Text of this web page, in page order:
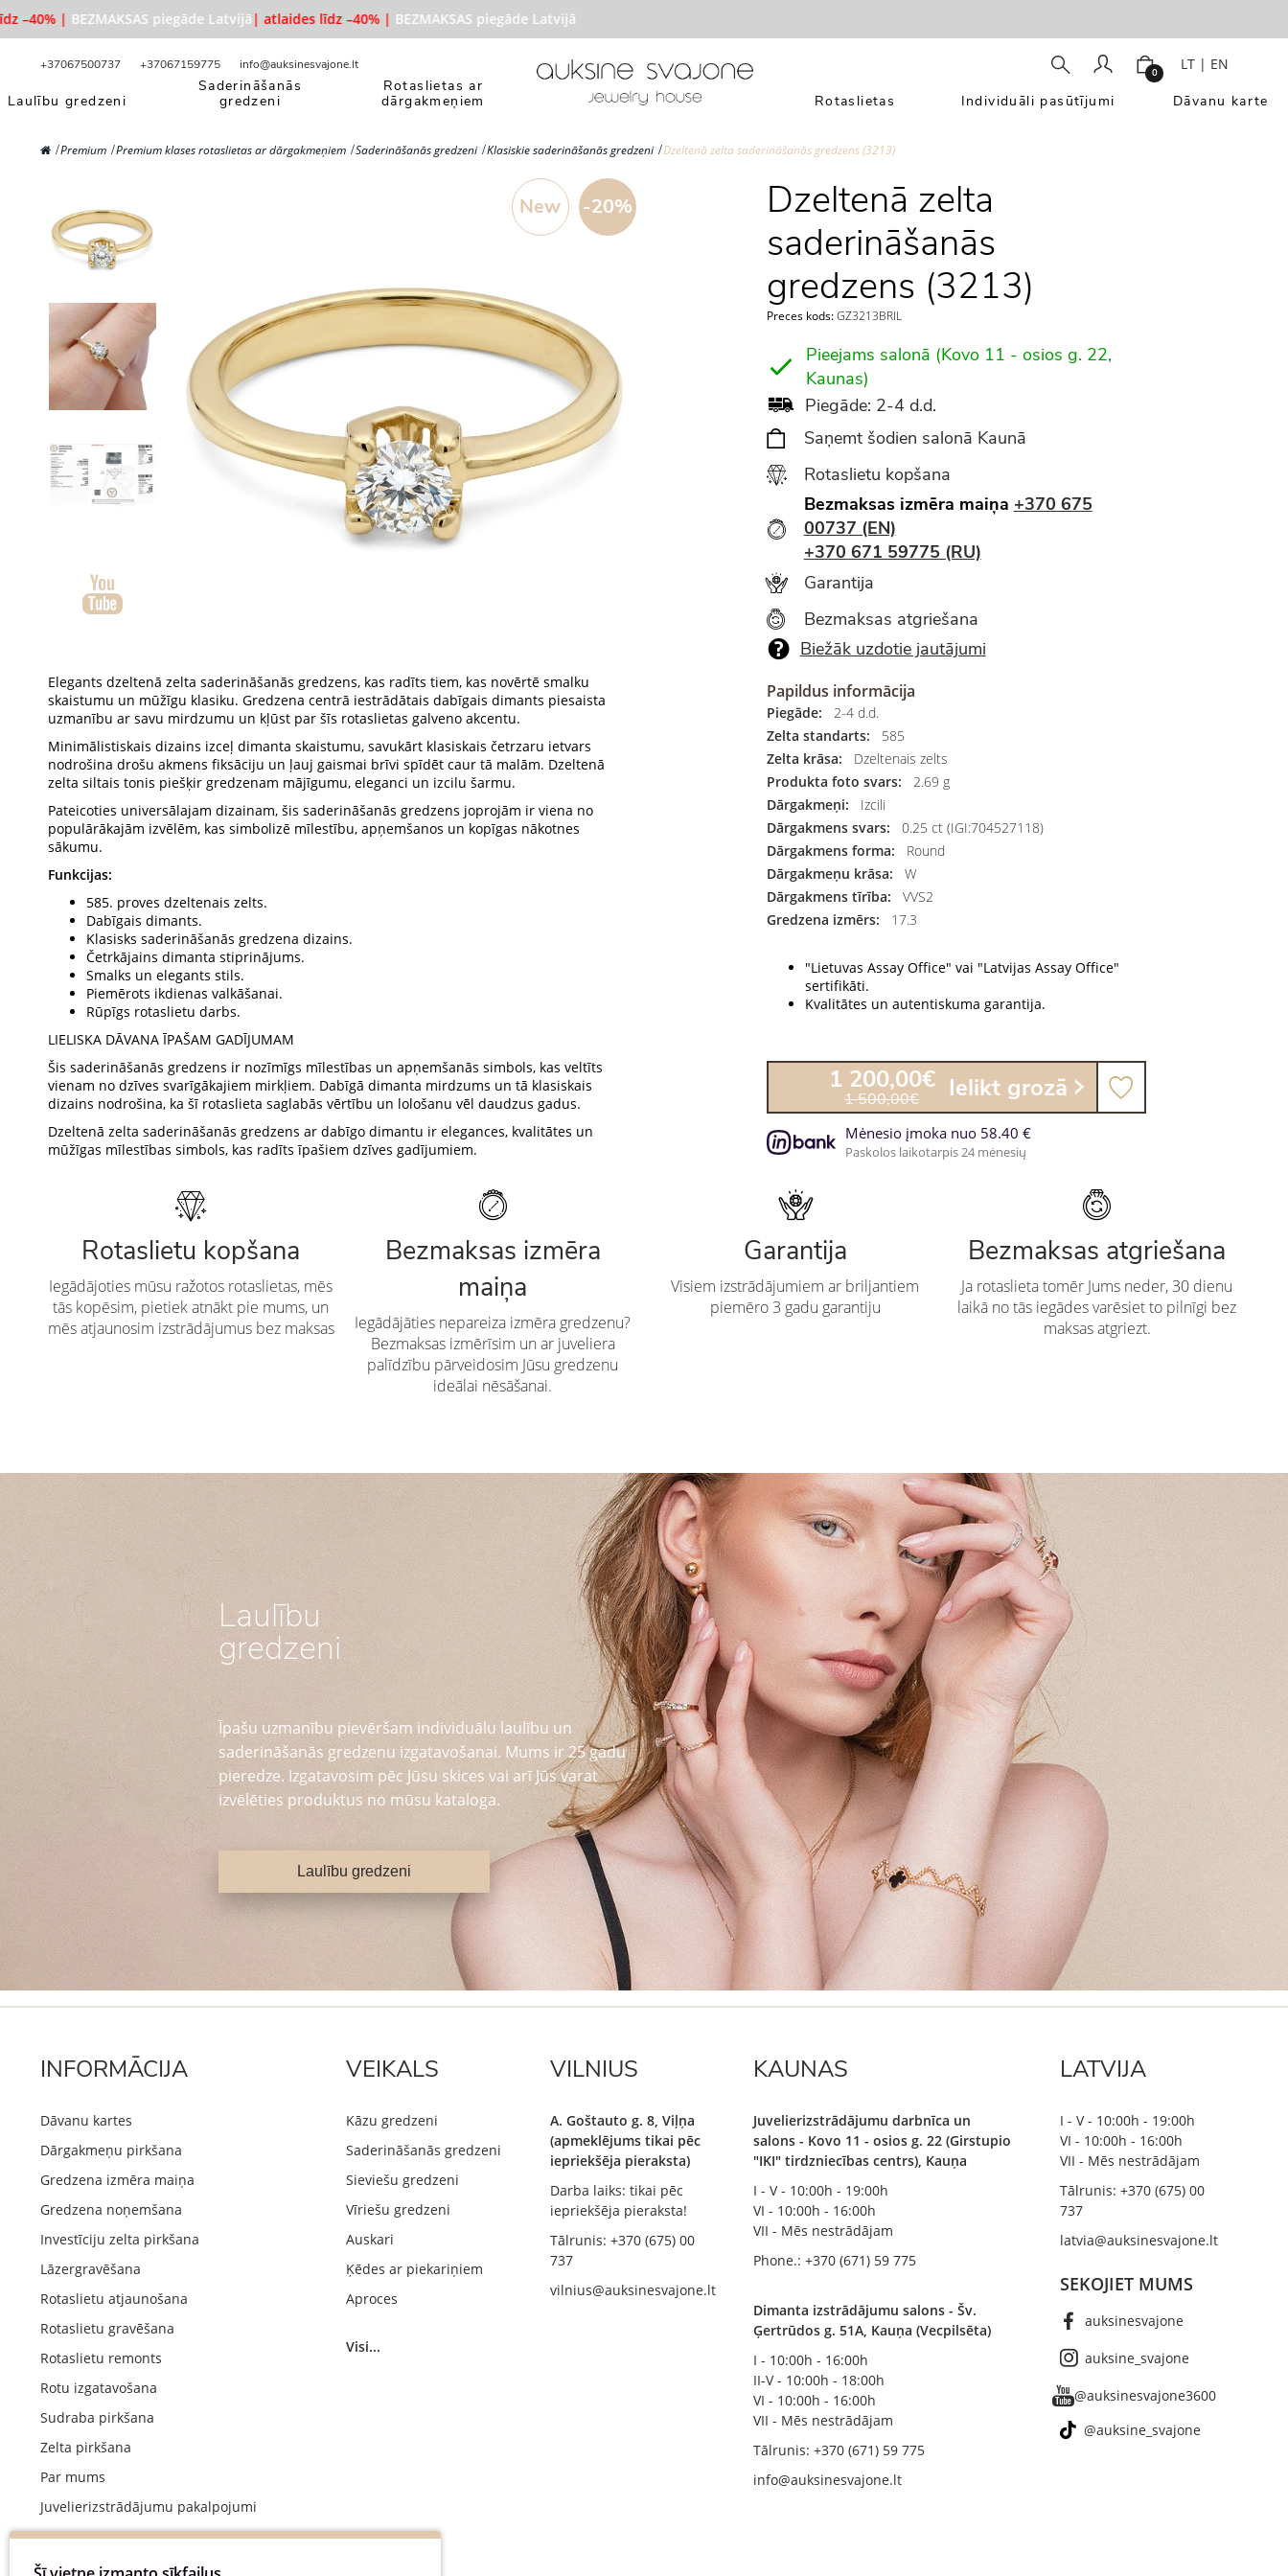
–40% |BEZMAKSAS piegāde Latvijā| atlaides līdz –40% |BEZMAKSAS piegāde Latvijā
+37067500737 +37067159775 info@auksinesvajone.lt 0 LT | EN
Laulību gredzeni
Saderināšanās
gredzeni
Rotaslietas ar
dārgakmeņiem
Rotaslietas Individuāli pasūtījumi Dāvanu karte
Premium Premium klases rotaslietas ar dārgakmeņiem Saderināšanās gredzeni Klasiskie saderināšanās gredzeni Dzeltenā zelta saderināšanās gredzens (3213)
-20%
New
Elegants dzeltenā zelta saderināšanās gredzens, kas radīts tiem, kas novērtē smalku
skaistumu un mūžīgu klasiku. Gredzena centrā iestrādātais dabīgais dimants piesaista
uzmanību ar savu mirdzumu un kļūst par šīs rotaslietas galveno akcentu.
Minimālistiskais dizains izceļ dimanta skaistumu, savukārt klasiskais četrzaru ietvars
nodrošina drošu akmens fiksāciju un ļauj gaismai brīvi spīdēt caur tā malām. Dzeltenā
zelta siltais tonis piešķir gredzenam mājīgumu, eleganci un izcilu šarmu.
Pateicoties universālajam dizainam, šis saderināšanās gredzens joprojām ir viena no
populārākajām izvēlēm, kas simbolizē mīlestību, apņemšanos un kopīgas nākotnes
sākumu.
Funkcijas:
585. proves dzeltenais zelts.
Dabīgais dimants.
Klasisks saderināšanās gredzena dizains.
Četrkājains dimanta stiprinājums.
Smalks un elegants stils.
Piemērots ikdienas valkāšanai.
Rūpīgs rotaslietu darbs.
LIELISKA DĀVANA ĪPAŠAM GADĪJUMAM
Šis saderināšanās gredzens ir nozīmīgs mīlestības un apņemšanās simbols, kas veltīts
vienam no dzīves svarīgākajiem mirkļiem. Dabīgā dimanta mirdzums un tā klasiskais
dizains nodrošina, ka šī rotaslieta saglabās vērtību un lološanu vēl daudzus gadus.
Dzeltenā zelta saderināšanās gredzens ar dabīgo dimantu ir elegances, kvalitātes un
mūžīgas mīlestības simbols, kas radīts īpašiem dzīves gadījumiem.
Dzeltenā zelta
saderināšanās
gredzens (3213)
Preces kods:GZ3213BRIL
Pieejams salonā (Kovo 11 - osios g. 22,
Kaunas)
Piegāde: 2-4 d.d.
Saņemt šodien salonā Kaunā
Rotaslietu kopšana
Bezmaksas izmēra maiņa +370 675
00737 (EN)
+370 671 59775 (RU)
Garantija
Bezmaksas atgriešana
Biežāk uzdotie jautājumi
Papildus informācija
Piegāde:
2-4 d.d.
Zelta standarts:
585
Zelta krāsa:
Dzeltenais zelts
Produkta foto svars:
2.69 g
Dārgakmeņi:
Izcili
Dārgakmens svars:
0.25 ct (IGI:704527118)
Dārgakmens forma:
Round
Dārgakmeņu krāsa:
W
Dārgakmens tīrība:
VVS2
Gredzena izmērs:
17.3
"Lietuvas Assay Office" vai "Latvijas Assay Office"
sertifikāti.
Kvalitātes un autentiskuma garantija.
1 200,00€
1 500,00€ Ielikt grozā
Mėnesio įmoka nuo 58.40 €
Paskolos laikotarpis 24 mėnesių
Rotaslietu kopšana
Iegādājoties mūsu ražotos rotaslietas, mēs
tās kopēsim, pietiek atnākt pie mums, un
mēs atjaunosim izstrādājumus bez maksas
Bezmaksas izmēra
maiņa
Iegādājāties nepareiza izmēra gredzenu?
Bezmaksas izmērīsim un ar juveliera
palīdzību pārveidosim Jūsu gredzenu
ideālai nēsāšanai.
Garantija
Visiem izstrādājumiem ar briljantiem
piemēro 3 gadu garantiju
Bezmaksas atgriešana
Ja rotaslieta tomēr Jums neder, 30 dienu
laikā no tās iegādes varēsiet to pilnīgi bez
maksas atgriezt.
Laulību
gredzeni
Īpašu uzmanību pievēršam individuālu laulību un
saderināšanās gredzenu izgatavošanai. Mums ir 25 gadu
pieredze. Izgatavosim pēc Jūsu skices vai arī Jūs varat
izvēlēties produktus no mūsu kataloga.
Laulību gredzeni
INFORMĀCIJA
Dāvanu kartes
Dārgakmeņu pirkšana
Gredzena izmēra maiņa
Gredzena noņemšana
Investīciju zelta pirkšana
Lāzergravēšana
Rotaslietu atjaunošana
Rotaslietu gravēšana
Rotaslietu remonts
Rotu izgatavošana
Sudraba pirkšana
Zelta pirkšana
Par mums
Juvelierizstrādājumu pakalpojumi
Kāzu gredzenu ražošana
Saderināšanās gredzenu izgatavošana
VEIKALS
Kāzu gredzeni
Saderināšanās gredzeni
Sieviešu gredzeni
Vīriešu gredzeni
Auskari
Ķēdes ar piekariņiem
Aproces
Visi...
VILNIUS
A. Goštauto g. 8, Viļņa
(apmeklējums tikai pēc
iepriekšēja pieraksta)
Darba laiks: tikai pēc
iepriekšēja pieraksta!
Tālrunis: +370 (675) 00
737
vilnius@auksinesvajone.lt
KAUNAS
Juvelierizstrādājumu darbnīca un
salons - Kovo 11 - osios g. 22 (Girstupio
"IKI" tirdzniecības centrs), Kauņa
I - V - 10:00h - 19:00h
VI - 10:00h - 16:00h
VII - Mēs nestrādājam
Phone.: +370 (671) 59 775
Dimanta izstrādājumu salons - Šv.
Ģertrūdos g. 51A, Kauņa (Vecpilsēta)
I - 10:00h - 16:00h
II-V - 10:00h - 18:00h
VI - 10:00h - 16:00h
VII - Mēs nestrādājam
Tālrunis: +370 (671) 59 775
info@auksinesvajone.lt
LATVIJA
I - V - 10:00h - 19:00h
VI - 10:00h - 16:00h
VII - Mēs nestrādājam
Tālrunis: +370 (675) 00
737
latvia@auksinesvajone.lt
SEKOJIET MUMS
auksinesvajone
auksine_svajone
@auksinesvajone3600
@auksine_svajone